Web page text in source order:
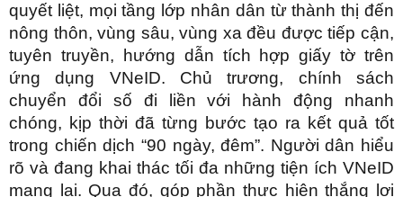
quyết liệt, mọi tầng lớp nhân dân từ thành thị đến
nông thôn, vùng sâu, vùng xa đều được tiếp cận,
tuyên truyền, hướng dẫn tích hợp giấy tờ trên
ứng dụng VNeID. Chủ trương, chính sách
chuyển đổi số đi liền với hành động nhanh
chóng, kịp thời đã từng bước tạo ra kết quả tốt
trong chiến dịch “90 ngày, đêm”. Người dân hiểu
rõ và đang khai thác tối đa những tiện ích VNeID
mang lại. Qua đó, góp phần thực hiện thắng lợi